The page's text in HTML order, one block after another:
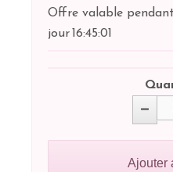
Offre valable
jour 16:45:01
Ajouter